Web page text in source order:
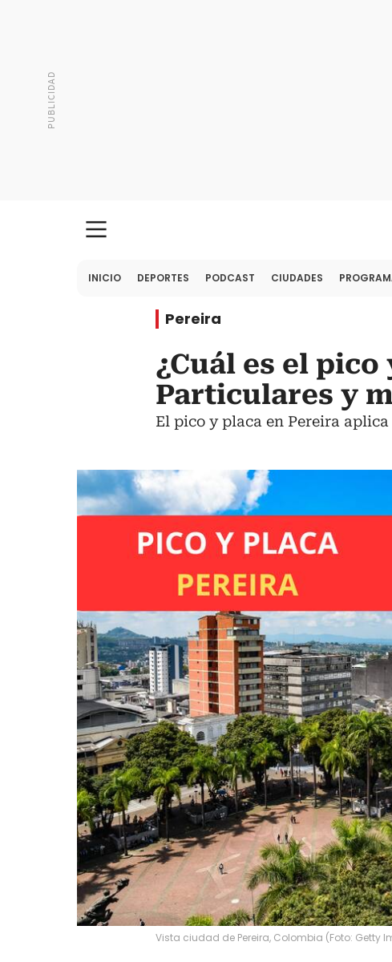
INICIO DEPORTES PODCAST CIUDADES
Pereira
¿Cuál es el
Particulares y
El pico y placa en Pereira
Vista ciudad de Pereira, Colombia (Foto: Getty